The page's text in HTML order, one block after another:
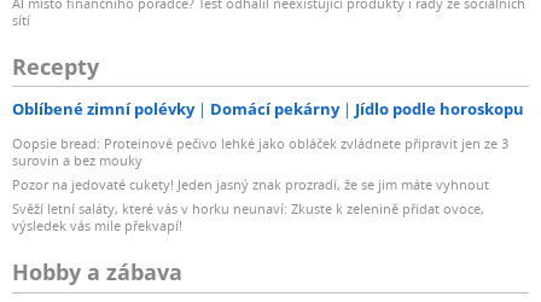
sítí
Recepty
Oblíbené zimní polévky Domácí pekárny Jídlo podle horoskopu
Oopsie bread: Proteinové pečivo lehké jako obláček zvládnete připravit jen ze 3
surovin a bez mouky
Pozor na jedovaté cukety! Jeden jasný znak prozradí, že se jim máte vyhnout
Svěží letní saláty, které vás v horku neunaví: Zkuste k zelenině přidat ovoce,
výsledek vás mile překvapí!
Hobby a zábava